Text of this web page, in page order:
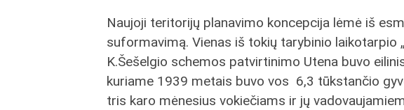
Naujoji teritorijų planavimo koncepcija lėmė iš
suformavimą. Vienas iš tokių tarybinio laikotarpio
K.Šešelgio schemos patvirtinimo Utena buvo
kuriame 1939 metais buvo vos 6,3 tūkstančio
tris karo mėnesius vokiečiams ir jų